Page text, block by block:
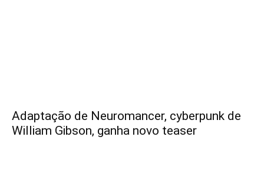
Adaptação de Neuromancer, cyberpunk de
William Gibson, ganha novo teaser